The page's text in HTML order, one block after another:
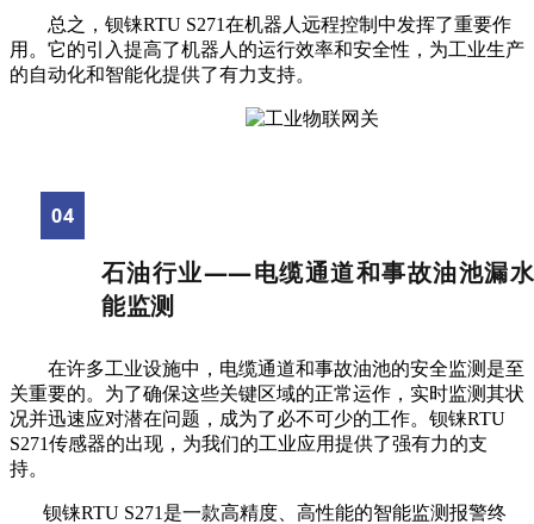
总之，钡铼RTU S271在机器人远程控制中发挥了重要作
用。它的引入提高了机器人的运行效率和安全性，为工业生产
的自动化和智能化提供了有力支持。
04
石油行业——电缆通道和事故油池漏
能监测
在许多工业设施中，电缆通道和事故油池的安全监测是至
关重要的。为了确保这些关键区域的正常运作，实时监测其状
况并迅速应对潜在问题，成为了必不可少的工作。钡铼RTU
S271传感器的出现，为我们的工业应用提供了强有力的支
持。
钡铼RTU S271是一款高精度、高性能的智能监测报警终